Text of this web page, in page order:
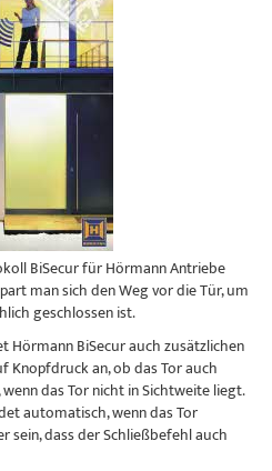
BiSecur für Hörmann Antriebe
man sich den Weg vor die Tür, um
geschlossen ist.
Hörmann BiSecur auch zusätzlichen
Knopfdruck an, ob das Tor auch
das Tor nicht in Sichtweite liegt.
automatisch, wenn das Tor
sein, dass der Schließbefehl auch